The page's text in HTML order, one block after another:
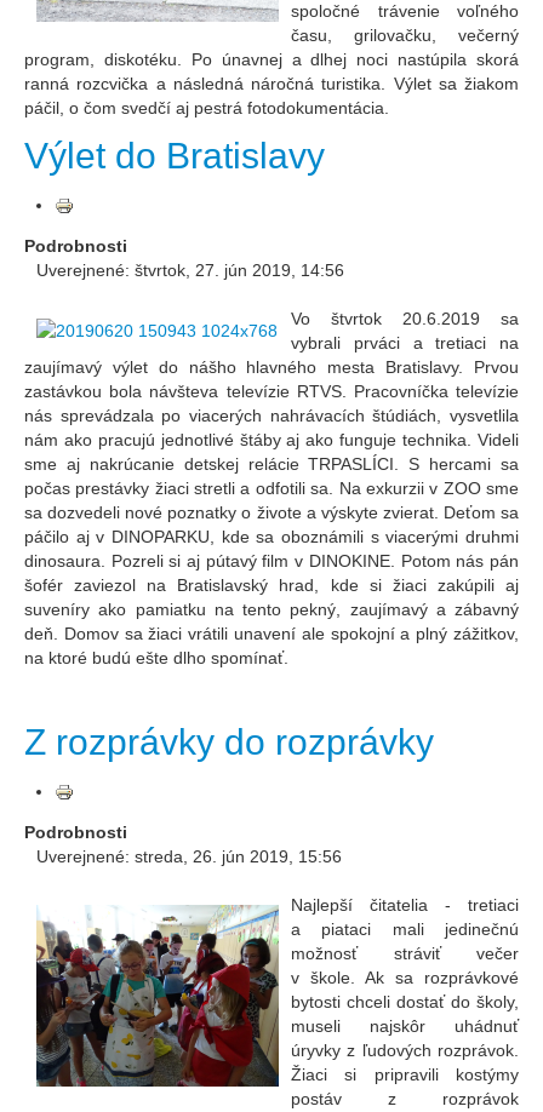
spoločné trávenie voľného
času, grilovačku, večerný
program, diskotéku. Po únavnej a dlhej noci nastúpila skorá
ranná rozcvička a následná náročná turistika. Výlet sa žiakom
páčil, o čom svedčí aj pestrá fotodokumentácia.
Výlet do Bratislavy
Podrobnosti
Uverejnené: štvrtok, 27. jún 2019, 14:56
Vo štvrtok 20.6.2019 sa
vybrali prváci a tretiaci na
zaujímavý výlet do nášho hlavného mesta Bratislavy. Prvou
zastávkou bola návšteva televízie RTVS. Pracovníčka televízie
nás sprevádzala po viacerých nahrávacích štúdiách, vysvetlila
nám ako pracujú jednotlivé štáby aj ako funguje technika. Videli
sme aj nakrúcanie detskej relácie TRPASLÍCI. S hercami sa
počas prestávky žiaci stretli a odfotili sa. Na exkurzii v ZOO sme
sa dozvedeli nové poznatky o živote a výskyte zvierat. Deťom sa
páčilo aj v DINOPARKU, kde sa oboznámili s viacerými druhmi
dinosaura. Pozreli si aj pútavý film v DINOKINE. Potom nás pán
šofér zaviezol na Bratislavský hrad, kde si žiaci zakúpili aj
suveníry ako pamiatku na tento pekný, zaujímavý a zábavný
deň. Domov sa žiaci vrátili unavení ale spokojní a plný zážitkov,
na ktoré budú ešte dlho spomínať.
Z rozprávky do rozprávky
Podrobnosti
Uverejnené: streda, 26. jún 2019, 15:56
Najlepší čitatelia - tretiaci
a piataci mali jedinečnú
možnosť stráviť večer
v škole. Ak sa rozprávkové
bytosti chceli dostať do školy,
museli najskôr uhádnuť
úryvky z ľudových rozprávok.
Žiaci si pripravili kostýmy
postáv z rozprávok